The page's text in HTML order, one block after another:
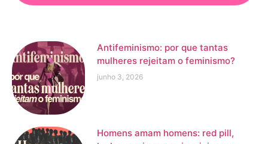
Antifeminismo: por que tantas
mulheres rejeitam o feminismo?
junho 3, 2026
Homens amam homens: red pill,